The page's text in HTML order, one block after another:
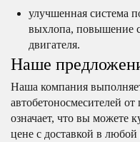
улучшенная система
выхлопа, повышение
двигателя.
Наше
Наша компания
автобетоносмесителей
означает, что вы можете
цене с доставкой в